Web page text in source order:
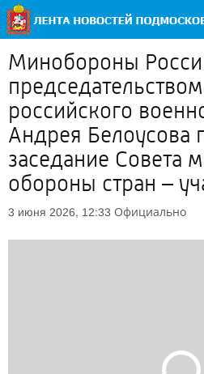
Минобороны
российского
Андрея Белоусова
заседание Совета
обороны стран –
3 июня 2026, 12:33 Официально